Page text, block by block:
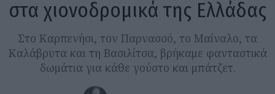
στα χιονοδρομικά της Ελλάδας
Στο Καρπενήσι, τον Παρνασσό, το Μαίναλο, τα
Καλάβρυτα και τη Βασιλίτσα, βρήκαμε φανταστικά
δωμάτια για κάθε γούστο και μπάτζετ.